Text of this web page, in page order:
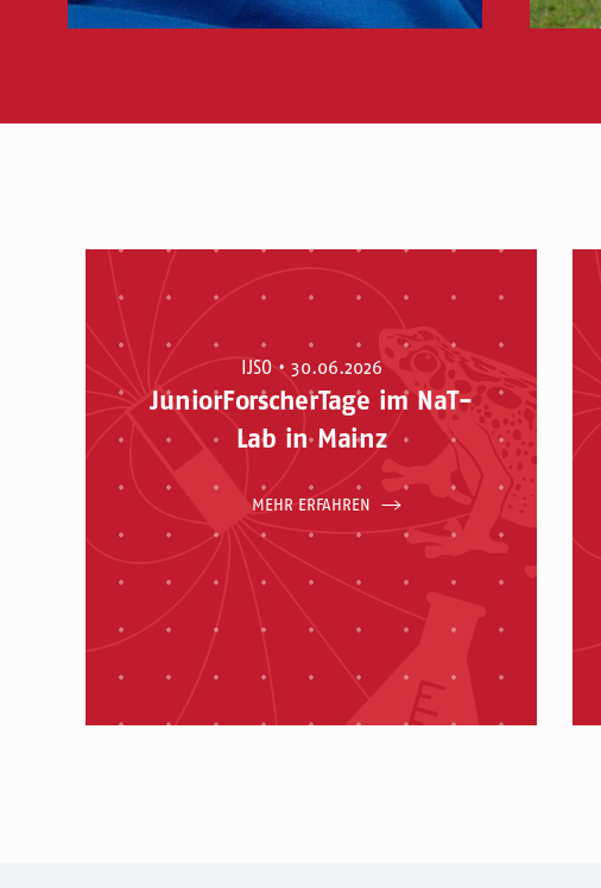
IJSO • 30.06.2026
JuniorForscherTage im NaT-
Lab in Mainz
MEHR ERFAHREN